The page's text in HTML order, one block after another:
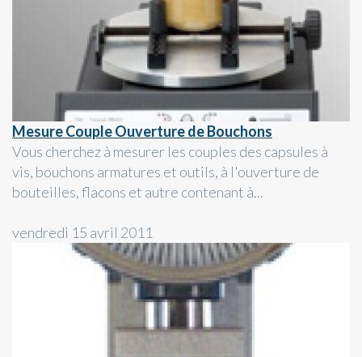
Mesure Couple Ouverture de Bouchons
Vous cherchez à mesurer les couples des capsules à
vis, bouchons armatures et outils, à l'ouverture de
bouteilles, flacons et autre contenant à...
vendredi 15 avril 2011